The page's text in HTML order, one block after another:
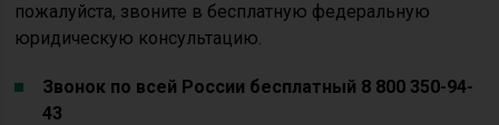
пожалуйста, звоните в бесплатную федеральную
юридическую консультацию.
Звонок по всей России бесплатный 8 800 350-94-
43